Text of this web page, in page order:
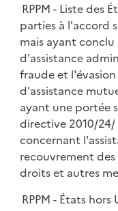
RPPM - Liste des
parties à l'accord
mais ayant
d'assistance
fraude et
d'assistance
ayant une portée
directive 2010/24/
concernant
recouvrement
droits et autres
RPPM - États